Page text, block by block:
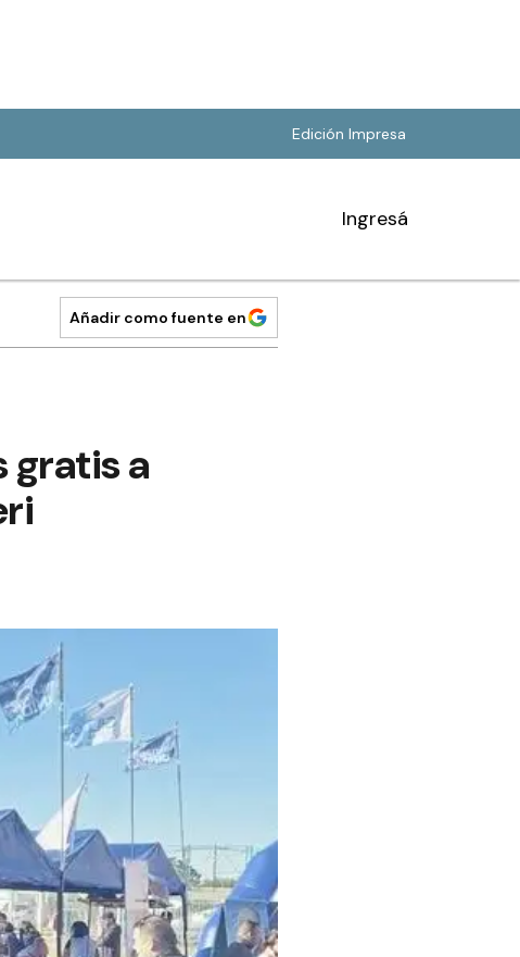
Edición Impresa
Ingresá
Añadir como fuente en
a